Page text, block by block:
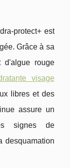
protect+ est
Grâce à sa
d'algue rouge
visage
libres et des
assure un
signes de
desquamation